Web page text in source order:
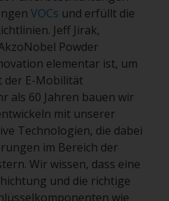
VOCs und erfüllt die
Jeff Jirak,
Powder
elementar ist, um
der E-Mobilität
als 60 Jahren bauen wir
mit unserer
Technologien, die dabei
im Bereich der
Wir wissen, dass eine
und die richtige
wie